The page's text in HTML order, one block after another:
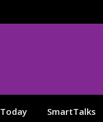
Today SmartTalks